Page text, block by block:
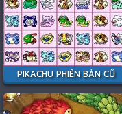
PIKACHU PHIÊN BẢN CŨ